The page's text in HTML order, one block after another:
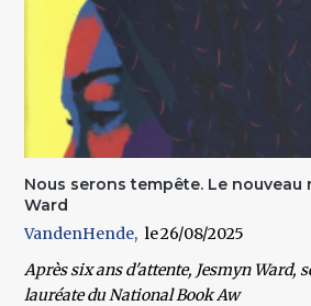
Nous serons tempête. Le nouveau
Ward
VandenHende
26/08/2025
Après six ans d'attente, Jesmyn Ward,
lauréate du National Book Aw